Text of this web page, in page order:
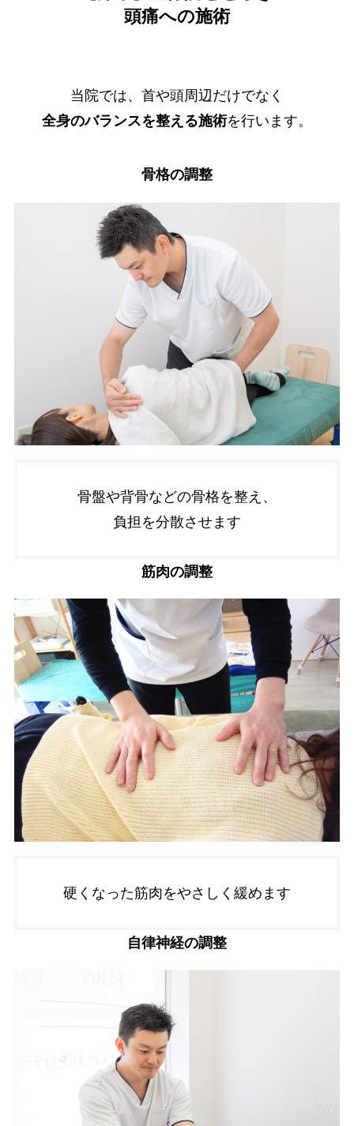
頭痛への施術
当院では、首や頭周辺だけでなく
全身のバランスを整える施術を行います。
骨格の調整
骨盤や背骨などの骨格を整え、
負担を分散させます
筋肉の調整
硬くなった筋肉をやさしく緩めます
自律神経の調整